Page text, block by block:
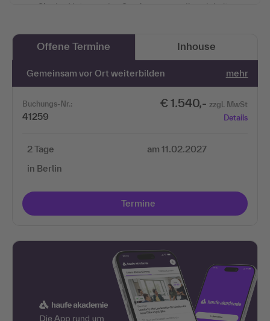
Sie der Nutzung des Service zu, um diese Inhalte
Mehr Informationen
Akzeptieren
Offene Termine Inhouse
Gemeinsam vor Ort weiterbilden mehr
Buchungs-Nr.:
41259
€ 1.540,- zzgl. MwSt
Details
2 Tage
in Berlin
am 11.02.2027
Termine